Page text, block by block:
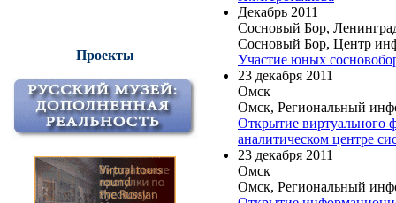
Проекты
Декабрь 2011
Сосновый Бор,
Сосновый Бор, Центр
Участие юных
23 декабря 2011
Омск
Омск, Региональный
Открытие виртуального
аналитическом центре
23 декабря 2011
Омск
Омск, Региональный